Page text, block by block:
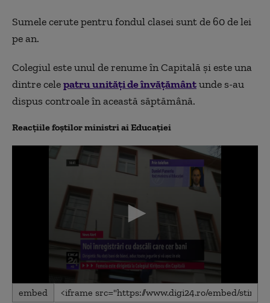
Sumele cerute pentru fondul clasei sunt de 60 de lei
pe an.
Colegiul este unul de renume în Capitală și este una
dintre celepatru unități de învățământunde s-au
dispus controale în această săptămână.
Reacțiile foștilor ministri ai Educației
seconds
embed